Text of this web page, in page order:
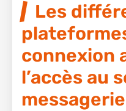
Les
connexion
l’accès au